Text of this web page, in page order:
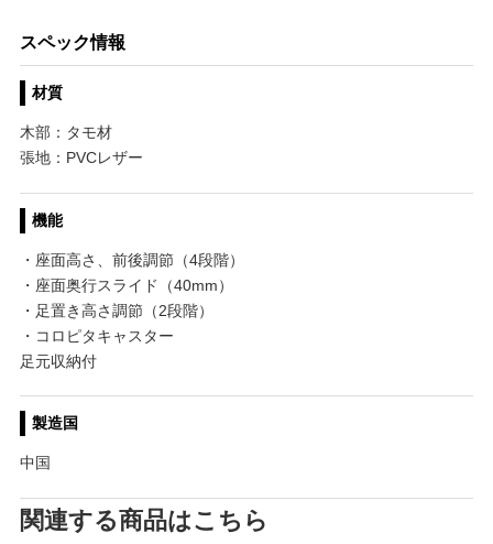
スペック情報
材質
木部：タモ材
張地：PVCレザー
機能
・座面高さ、前後調節（4段階）
・座面奥行スライド（40mm）
・足置き高さ調節（2段階）
・コロピタキャスター
足元収納付
製造国
中国
関連する商品はこちら